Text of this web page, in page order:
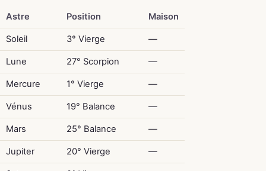
Astre Position Maison
Soleil 3° Vierge —
Lune 27° Scorpion —
Mercure 1° Vierge —
Vénus 19° Balance —
Mars 25° Balance —
Jupiter 20° Vierge —